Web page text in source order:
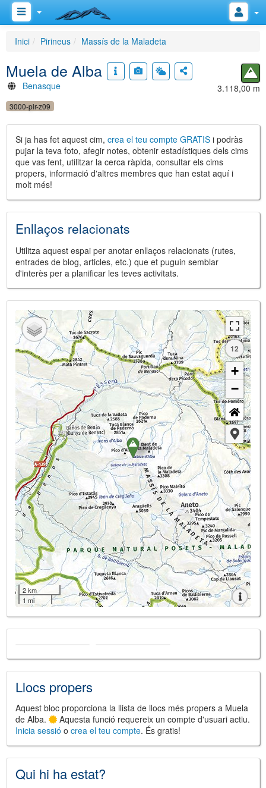
Inici Pirineus Massís de la Maladeta
Muela de Alba
Benasque 3.118,00 m
3000-pir-z09
Si ja has fet aquest cim, crea el teu compte GRATIS i podràs
pujar la teva foto, afegir notes, obtenir estadístiques dels cims
que vas fent, utilitzar la cerca ràpida, consultar els cims
propers, informació d'altres membres que han estat aquí i
molt més!
Enllaços relacionats
Utilitza aquest espai per anotar enllaços relacionats (rutes,
entrades de blog, articles, etc.) que et puguin semblar
d'interès per a planificar les teves activitats.
12
+
−
2 km
1 mi
Llocs propers
Aquest bloc proporciona la llista de llocs més propers a Muela
de Alba.
Aquesta funció requereix un compte d'usuari actiu.
Inicia sessió o crea el teu compte. És gratis!
Qui hi ha estat?